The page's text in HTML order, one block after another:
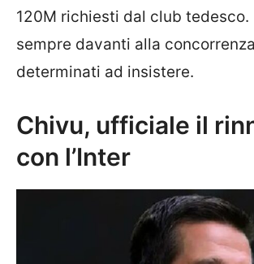
120M richiesti dal club tedesco.
sempre davanti alla
determinati ad insistere.
Chivu, ufficiale il
con l’Inter